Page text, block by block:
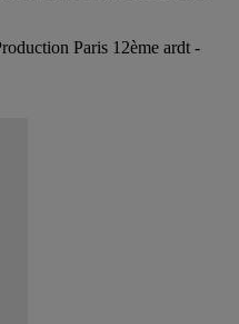
Paris 12ème ardt -